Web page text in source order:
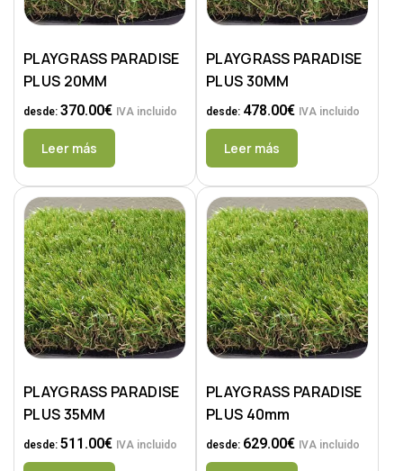
PLAYGRASS PARADISE
PLUS 20MM
desde: 370.00€ IVA incluido
Leer más
PLAYGRASS PARADISE
PLUS 30MM
desde: 478.00€ IVA incluido
Leer más
PLAYGRASS PARADISE
PLUS 35MM
desde: 511.00€ IVA incluido
PLAYGRASS PARADISE
PLUS 40mm
desde: 629.00€ IVA incluido